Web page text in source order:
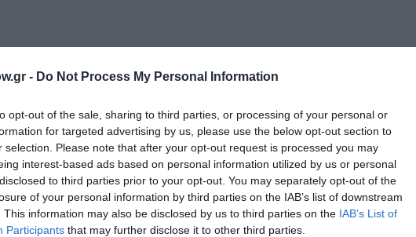
- Do Not Process My Personal Information
opt-out of the sale, sharing to third parties, or processing of your personal or
for targeted advertising by us, please use the below opt-out section to
selection. Please note that after your opt-out request is processed you may
interest-based ads based on personal information utilized by us or personal
to third parties prior to your opt-out. You may separately opt-out of the
of your personal information by third parties on the IAB’s list of downstream
This information may also be disclosed by us to third parties on the IAB’s List of
Participants that may further disclose it to other third parties.
Εμμανουήλ
Μαρνέλη